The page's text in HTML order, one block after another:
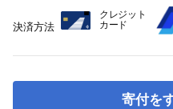
寄付を
決済方法
クレジット
カード